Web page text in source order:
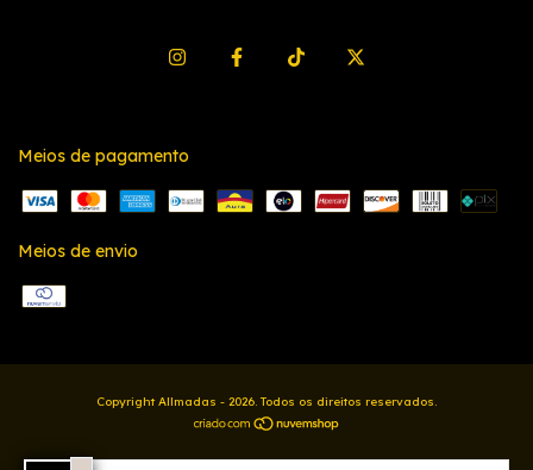
Meios de pagamento
Meios de envio
Copyright Allmadas - 2026. Todos os direitos reservados.